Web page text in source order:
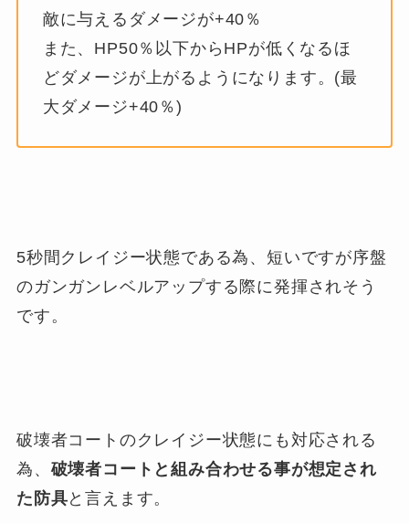
敵に与えるダメージが+40％
また、HP50％以下からHPが低くなるほ
どダメージが上がるようになります。(最
大ダメージ+40％)
5秒間クレイジー状態である為、短いですが序盤
のガンガンレベルアップする際に発揮されそう
です。
破壊者コートのクレイジー状態にも対応される
為、 破壊者コートと組み合わせる事が想定され
た防具と言えます。